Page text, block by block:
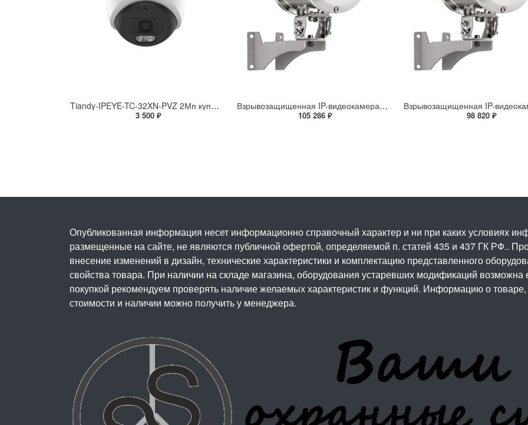
Tiandy-IPEYE-TC-32XN-PVZ 2Мп купольная «турель» IP камера с фиксированным объективом, серия SPARK со встроенным агентом IPEYE для ПВЗ
3 500 ₽
Взрывозащищенная IP-видеокамера Релион Релион-Exd-Н-100-ИК-IP5Мп2.7-13.5Z-PoE-SD-МК-TR
105 286 ₽ 98 820 ₽
Опубликованная информация несет информационно справочный характер и ни при каких условиях
размещенные на сайте, не являются публичной офертой, определяемой п. статей 435 и 437 ГК РФ..
внесение изменений в дизайн, технические характеристики и комплектацию представленного
свойства товара. При наличии на складе магазина, оборудования устаревших модификаций
покупкой рекомендуем проверять наличие желаемых характеристик и функций. Информацию о товаре,
стоимости и наличии можно получить у менеджера.